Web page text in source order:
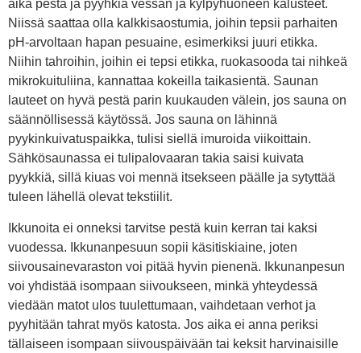
aika pestä ja pyyhkiä vessan ja kylpyhuoneen kalusteet.
Niissä saattaa olla kalkkisaostumia, joihin tepsii parhaiten
pH-arvoltaan hapan pesuaine, esimerkiksi juuri etikka.
Niihin tahroihin, joihin ei tepsi etikka, ruokasooda tai nihkeä
mikrokuituliina, kannattaa kokeilla taikasientä. Saunan
lauteet on hyvä pestä parin kuukauden välein, jos sauna on
säännöllisessä käytössä. Jos sauna on lähinnä
pyykinkuivatuspaikka, tulisi siellä imuroida viikoittain.
Sähkösaunassa ei tulipalovaaran takia saisi kuivata
pyykkiä, sillä kiuas voi mennä itsekseen päälle ja sytyttää
tuleen lähellä olevat tekstiilit.
Ikkunoita ei onneksi tarvitse pestä kuin kerran tai kaksi
vuodessa. Ikkunanpesuun sopii käsitiskiaine, joten
siivousainevaraston voi pitää hyvin pienenä. Ikkunanpesun
voi yhdistää isompaan siivoukseen, minkä yhteydessä
viedään matot ulos tuulettumaan, vaihdetaan verhot ja
pyyhitään tahrat myös katosta. Jos aika ei anna periksi
tällaiseen isompaan siivouspäivään tai keksit harvinaisille